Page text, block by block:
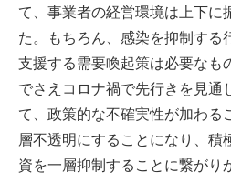
て、事業者の経営環境は上下に
た。もちろん、感染を抑制する
支援する需要喚起策は必要なも
でさえコロナ禍で先行きを見通
て、政策的な不確実性が加わる
層不透明にすることになり、積
資を一層抑制することに繋がり